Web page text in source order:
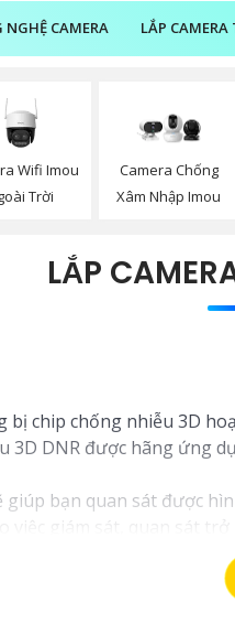
NGHỆ CAMERA LẮP CAMERA
Wifi Imou
Trời
Camera Chống
Xâm Nhập Imou
LẮP
bị chip chống nhiễu 3D
DNR được hãng ứng
bạn quan sát được
việc giám sát, quan sát trở